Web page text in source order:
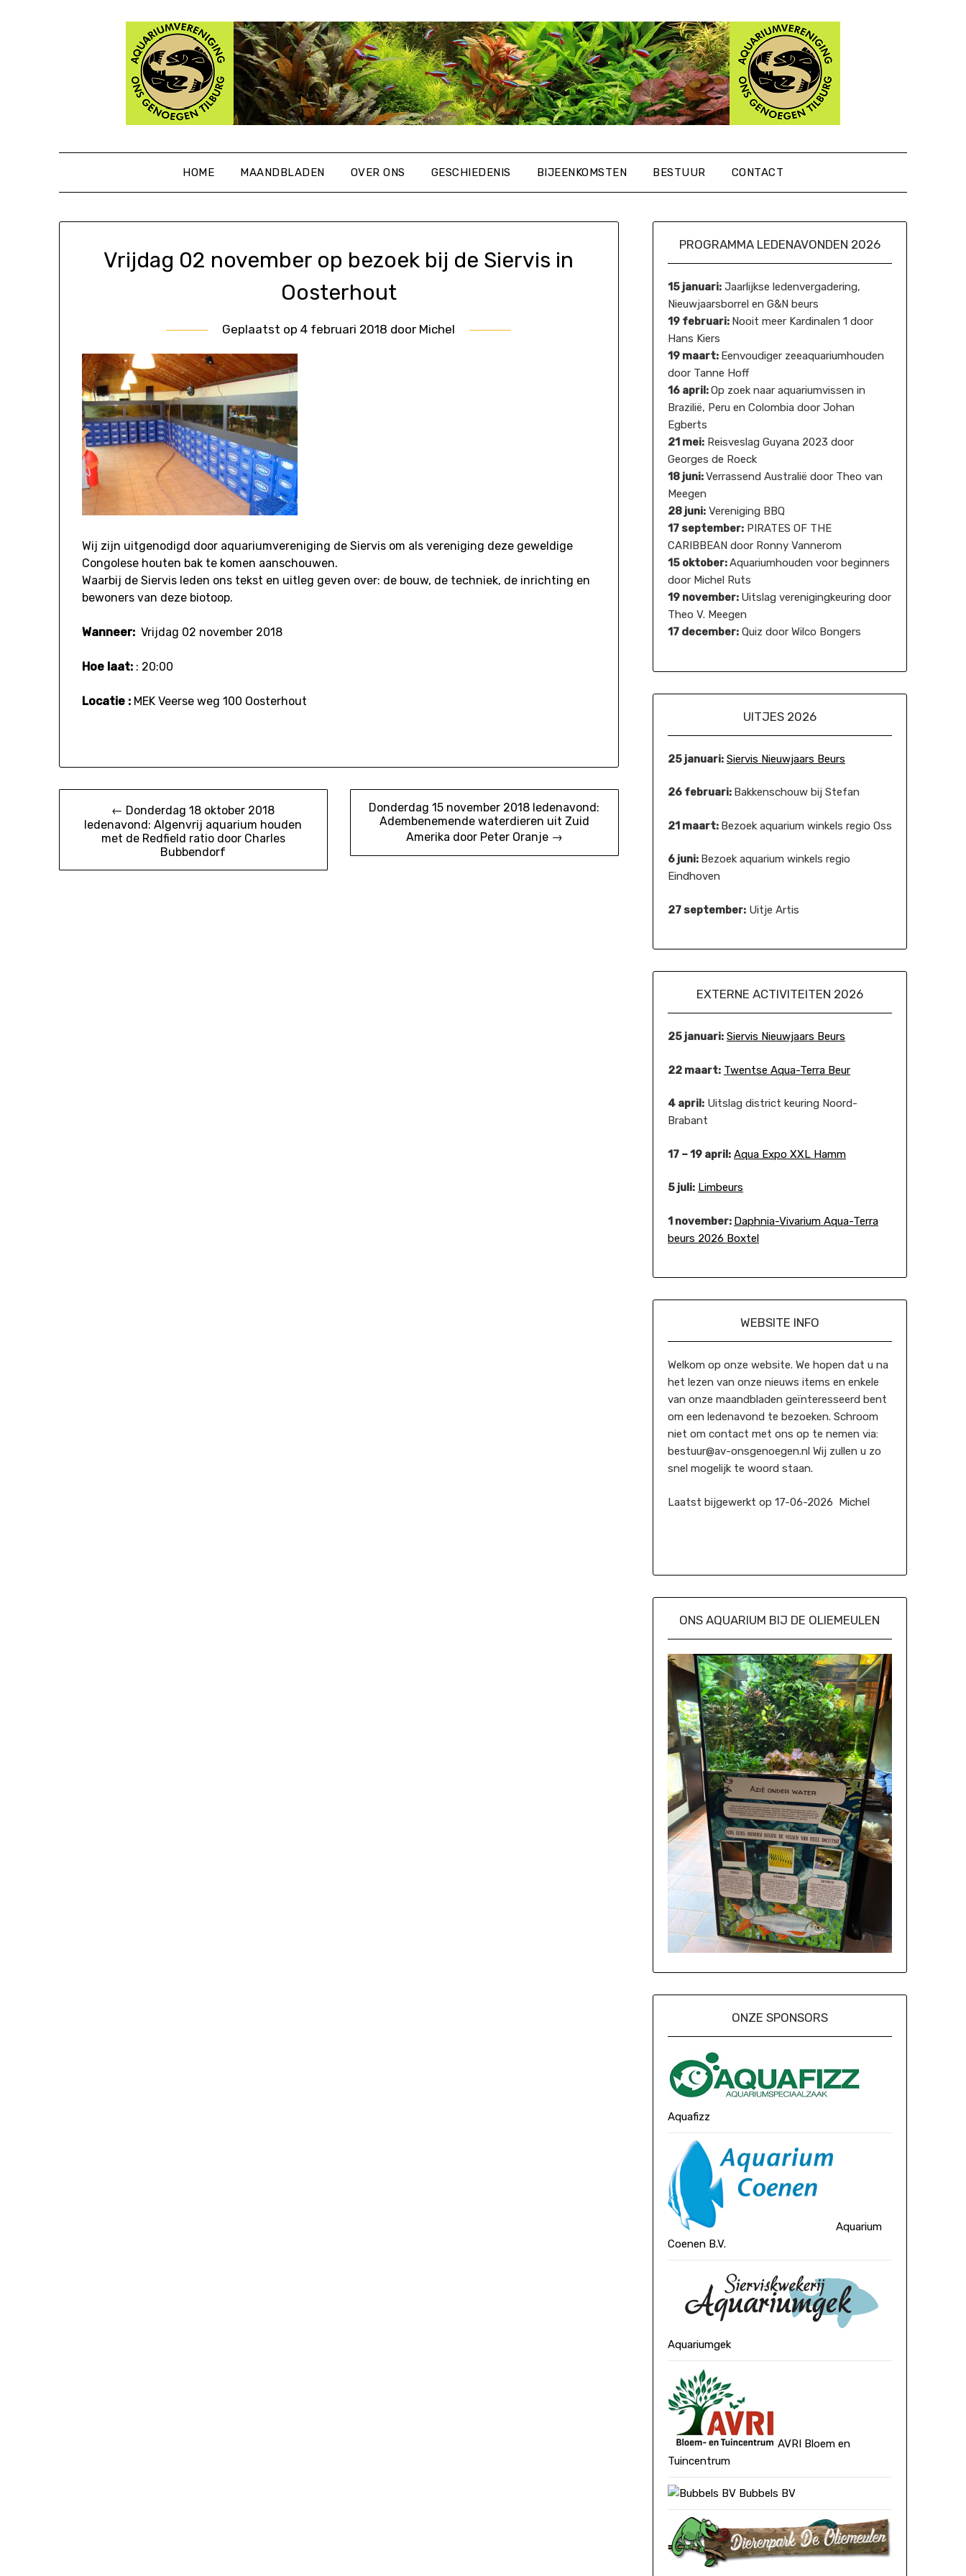
HOME MAANDBLADEN OVER ONS GESCHIEDENIS BIJEENKOMSTEN BESTUUR CONTACT
Vrijdag 02 november op bezoek bij de Siervis in
Oosterhout
Geplaatst op4 februari 2018 door Michel
Wij zijn uitgenodigd door aquariumvereniging de Siervis om als vereniging deze geweldige
Congolese houten bak te komen aanschouwen.
Waarbij de Siervis leden ons tekst en uitleg geven over: de bouw, de techniek, de inrichting en
bewoners van deze biotoop.
Wanneer: Vrijdag 02 november 2018
Hoe laat: : 20:00
Locatie : MEK Veerse weg 100 Oosterhout
navigatie
← Donderdag 18 oktober 2018
ledenavond: Algenvrij aquarium houden
met de Redfield ratio door Charles
Bubbendorf
Donderdag 15 november 2018 ledenavond:
Adembenemende waterdieren uit Zuid
Amerika door Peter Oranje →
PROGRAMMA LEDENAVONDEN 2026
15 januari:Jaarlijkse ledenvergadering,
Nieuwjaarsborrel en G&N beurs
19 februari: Nooit meer Kardinalen 1 door
Hans Kiers
19 maart: Eenvoudiger zeeaquariumhouden
door Tanne Hoff
16 april:Op zoek naar aquariumvissen in
Brazilië, Peru en Colombia door Johan
Egberts
21 mei:Reisveslag Guyana 2023 door
Georges de Roeck
18 juni:Verrassend Australië door Theo van
Meegen
28 juni:Vereniging BBQ
17 september:PIRATES OF THE
CARIBBEAN door Ronny Vannerom
15 oktober:Aquariumhouden voor beginners
door Michel Ruts
19 november: Uitslag verenigingkeuring door
Theo V. Meegen
17 december:Quiz door Wilco Bongers
UITJES 2026
25 januari: Siervis Nieuwjaars Beurs
26 februari: Bakkenschouw bij Stefan
21 maart: Bezoek aquarium winkels regio Oss
6 juni: Bezoek aquarium winkels regio
Eindhoven
27 september:Uitje Artis
EXTERNE ACTIVITEITEN 2026
25 januari: Siervis Nieuwjaars Beurs
22 maart: Twentse Aqua-Terra Beur
4 april:Uitslag district keuring Noord-
Brabant
17 – 19 april: Aqua Expo XXL Hamm
5 juli: Limbeurs
1 november: Daphnia-Vivarium Aqua-Terra
beurs 2026 Boxtel
WEBSITE INFO
Welkom op onze website. We hopen dat u na
het lezen van onze nieuws items en enkele
van onze maandbladen geïnteresseerd bent
om een ledenavond te bezoeken. Schroom
niet om contact met ons op te nemen via:
bestuur@av-onsgenoegen.nl Wij zullen u zo
snel mogelijk te woord staan.
Laatst bijgewerkt op 17-06-2026 Michel
ONS AQUARIUM BIJ DE OLIEMEULEN
ONZE SPONSORS
Aquafizz
Aquarium
Coenen B.V.
Aquariumgek
AVRI Bloem en
Tuincentrum
Bubbels BV